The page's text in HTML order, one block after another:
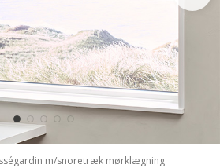
m/snoretræk mørklægning